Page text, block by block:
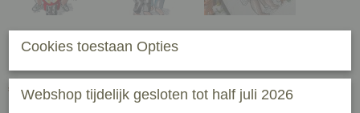
Portret op maat, A5
€ 25,00 (inclusief btw 21%)
Cookies toestaan Opties
Webshop tijdelijk gesloten tot half juli 2026